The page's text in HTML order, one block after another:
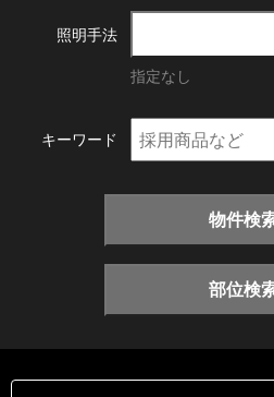
照明手法
指定なし
キーワード
物件検
部位検